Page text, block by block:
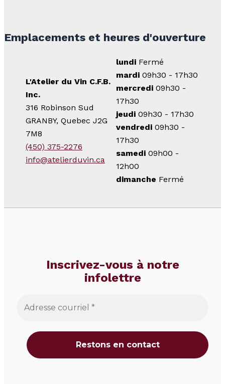
Emplacements et heures d'ouverture
L'Atelier du Vin C.F.B.
Inc.
316 Robinson Sud
GRANBY, Quebec J2G
7M8
(450) 375-2276
info@atelierduvin.ca
lundi Fermé
mardi 09h30 - 17h30
mercredi 09h30 -
17h30
jeudi 09h30 - 17h30
vendredi 09h30 -
17h30
samedi 09h00 -
12h00
dimanche Fermé
Inscrivez-vous à notre
infolettre